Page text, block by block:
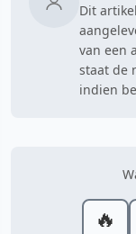
Dit
van een
staat de
indien
🔥